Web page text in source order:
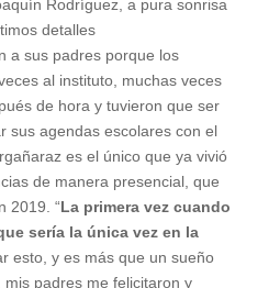
Rodríguez, a pura sonrisa
detalles
a sus padres porque los
al instituto, muchas veces
de hora y tuvieron que ser
sus agendas escolares con el
es el único que ya vivió
de manera presencial, que
2019. “La primera vez cuando
sería la única vez en la
esto, y es más que un sueño
padres me felicitaron y